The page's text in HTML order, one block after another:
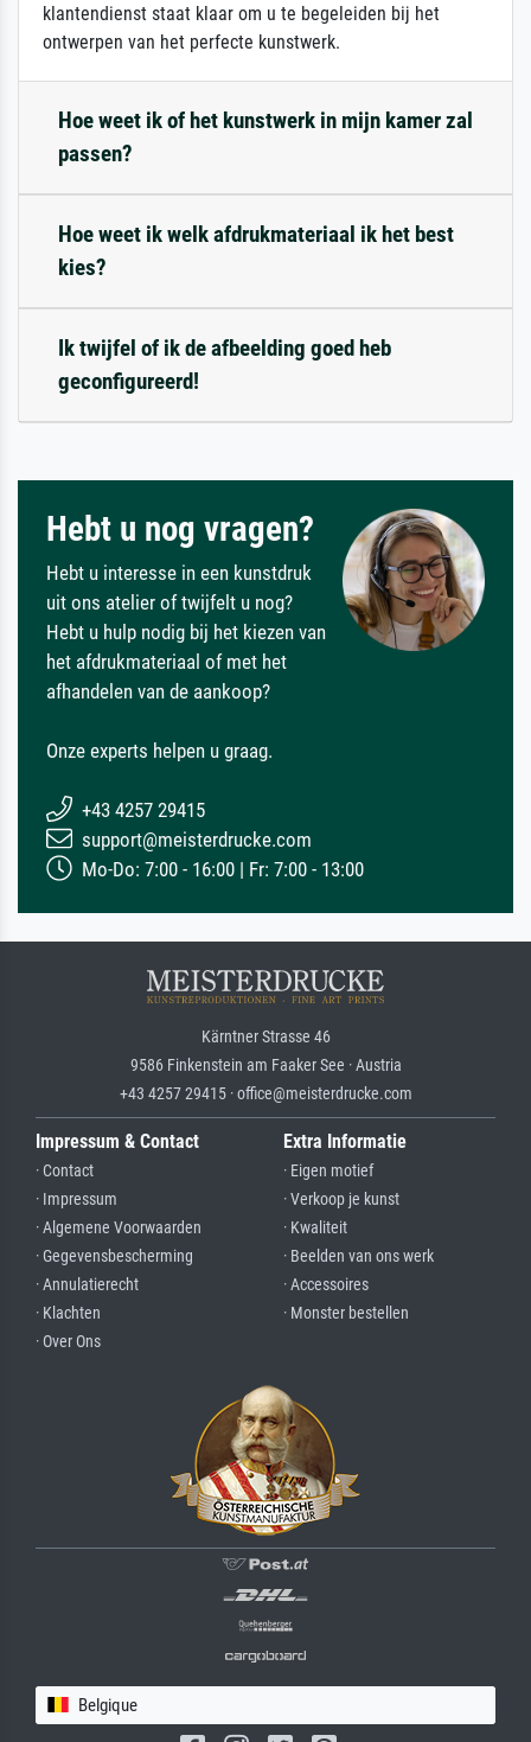
klantendienst staat klaar om u te begeleiden bij het
ontwerpen van het perfecte kunstwerk.
Hoe weet ik of het kunstwerk in mijn kamer zal
passen?
Hoe weet ik welk afdrukmateriaal ik het best
kies?
Ik twijfel of ik de afbeelding goed heb
geconfigureerd!
Hebt u nog vragen?
Hebt u interesse in een kunstdruk
uit ons atelier of twijfelt u nog?
Hebt u hulp nodig bij het kiezen van
het afdrukmateriaal of met het
afhandelen van de aankoop?
Onze experts helpen u graag.
+43 4257 29415
support@meisterdrucke.com
Mo-Do: 7:00 - 16:00 | Fr: 7:00 - 13:00
Kärntner Strasse 46
9586 Finkenstein am Faaker See · Austria
+43 4257 29415 · office@meisterdrucke.com
Impressum & Contact
· Contact
· Impressum
· Algemene Voorwaarden
· Gegevensbescherming
· Annulatierecht
· Klachten
· Over Ons
Extra Informatie
· Eigen motief
· Verkoop je kunst
· Kwaliteit
· Beelden van ons werk
· Accessoires
· Monster bestellen
Belgique